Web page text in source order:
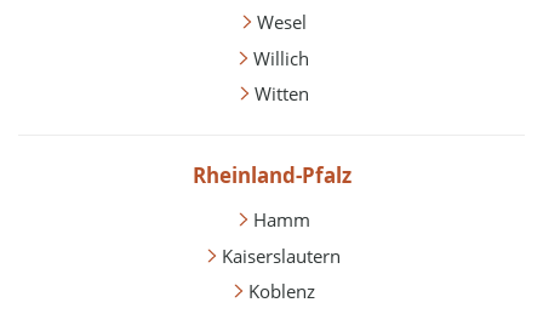
Wesel
Willich
Witten
Rheinland-Pfalz
Hamm
Kaiserslautern
Koblenz